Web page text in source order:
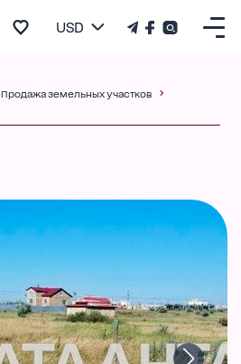
USD
Продажа земельных участков